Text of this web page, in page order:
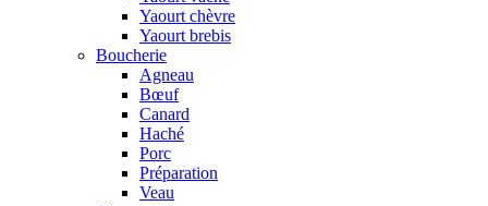
Yaourt chèvre
Yaourt brebis
Boucherie
Agneau
Bœuf
Canard
Haché
Porc
Préparation
Veau